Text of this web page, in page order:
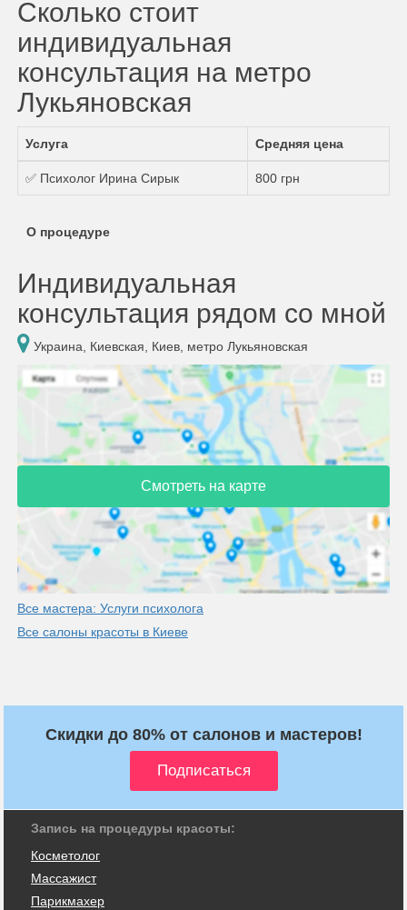
Сколько стоит
индивидуальная
консультация на метро
Лукьяновская
Услуга Средняя цена
✅ Психолог Ирина Сирык 800 грн
О процедуре
Индивидуальная
консультация рядом со мной
Украина, Киевская, Киев, метро Лукьяновская
Смотреть на карте
Все мастера: Услуги психолога
Все салоны красоты в Киеве
Скидки до 80% от салонов и мастеров!
Запись на процедуры красоты:
Косметолог
Массажист
Парикмахер